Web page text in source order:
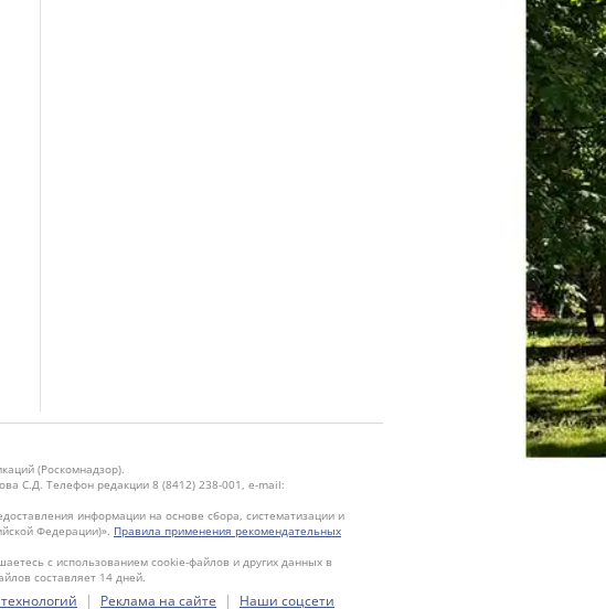
(Роскомнадзор).
С.Д. Телефон редакции 8 (8412) 238-001, e-mail:
информации на основе сбора, систематизации и
Федерации)». Правила применения рекомендательных
с использованием cookie-файлов и других данных в
составляет 14 дней.
| Реклама на сайте | Наши соцсети